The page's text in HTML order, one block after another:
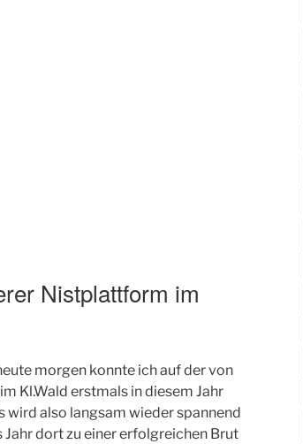
Nistplattform im
morgen konnte ich auf der von
Kl.Wald erstmals in diesem Jahr
wird also langsam wieder spannend
Jahr dort zu einer erfolgreichen Brut